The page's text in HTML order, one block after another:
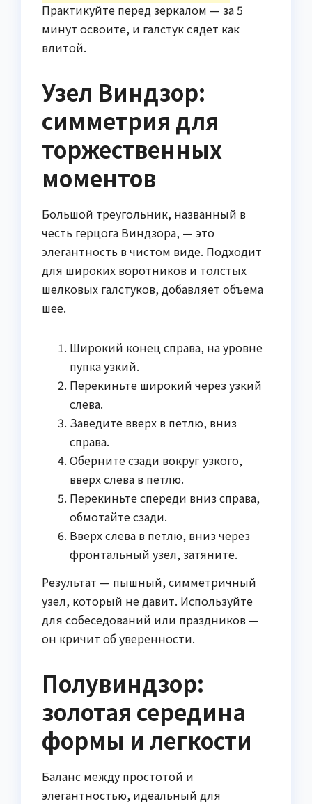
Практикуйте перед зеркалом — за 5
минут освоите, и галстук сядет как
влитой.
Узел Виндзор:
симметрия для
торжественных
моментов
Большой треугольник, названный в
честь герцога Виндзора, — это
элегантность в чистом виде. Подходит
для широких воротников и толстых
шелковых галстуков, добавляет объема
шее.
Широкий конец справа, на уровне
пупка узкий.
Перекиньте широкий через узкий
слева.
Заведите вверх в петлю, вниз
справа.
Оберните сзади вокруг узкого,
вверх слева в петлю.
Перекиньте спереди вниз справа,
обмотайте сзади.
Вверх слева в петлю, вниз через
фронтальный узел, затяните.
Результат — пышный, симметричный
узел, который не давит. Используйте
для собеседований или праздников —
он кричит об уверенности.
Полувиндзор:
золотая середина
формы и легкости
Баланс между простотой и
элегантностью, идеальный для